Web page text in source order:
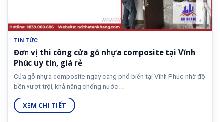
TIN TỨC
Đơn vị thi công cửa gỗ nhựa composite tại Vĩnh
Phúc uy tín, giá rẻ
Cửa gỗ nhựa composite ngày càng phổ biến tại Vĩnh Phúc nhờ độ
bền vượt trội, khả năng chống nước...
XEM CHI TIẾT